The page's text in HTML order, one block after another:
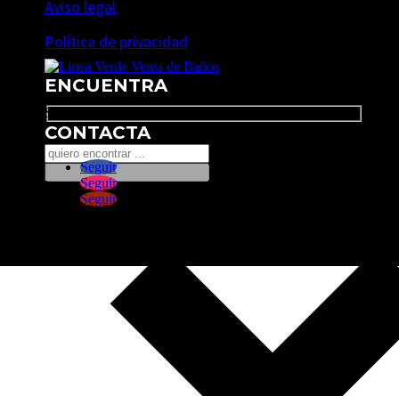
Aviso legal
Política de privacidad
ENCUENTRA
Search
CONTACTA
Seguir
Seguir
Seguir